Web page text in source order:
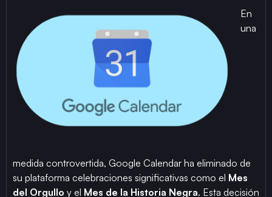
En
una
medida controvertida, Google Calendar ha eliminado de
su plataforma celebraciones significativas como el Mes
del Orgullo y el Mes de la Historia Negra. Esta decisión